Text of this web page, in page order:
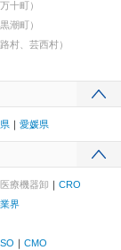
十町）
潮町）
村、芸西村）
愛媛県
医療機器卸
CRO
界
CMO